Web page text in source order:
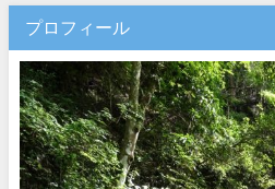
プロフィール